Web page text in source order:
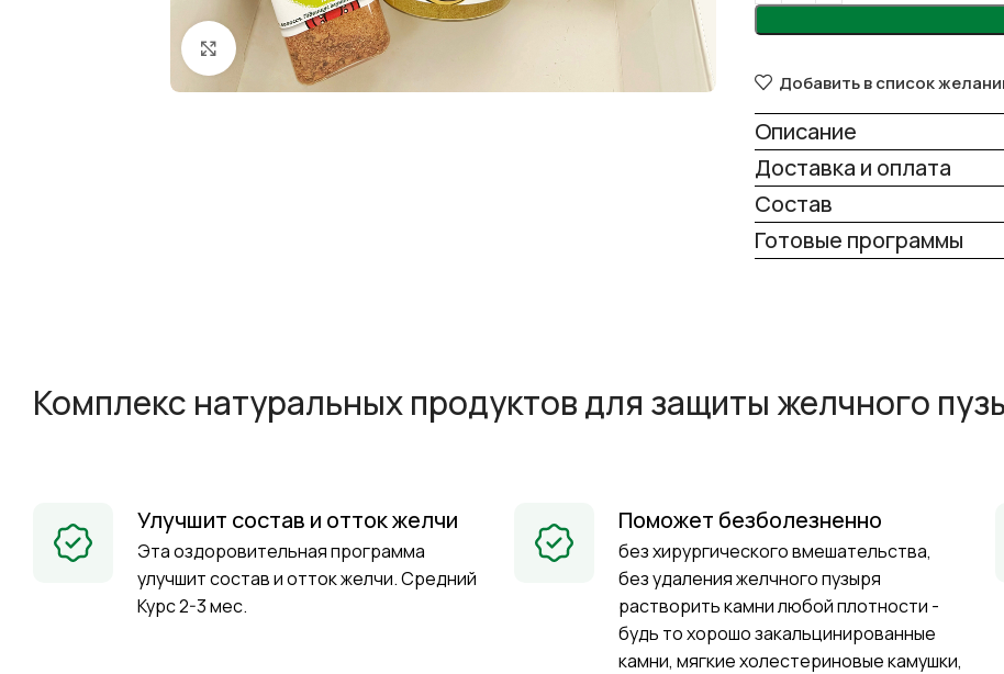
Нажмите, чтобы увеличить
Добавить в список
Описание
Доставка и оплата
Состав
Готовые программы
Комплекс натуральных продуктов для защиты желчного
Улучшит состав и отток желчи
Эта оздоровительная программа
улучшит состав и отток желчи. Средний
Курс 2-3 мес.
Поможет безболезненно
без хирургического вмешательства,
без удаления желчного пузыря
растворить камни любой плотности -
будь то хорошо закальцинированные
камни, мягкие холестериновые камушки,